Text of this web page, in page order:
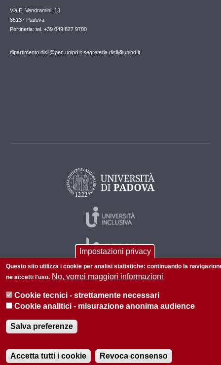
Via E. Vendramini, 13
35137 Padova
Portineria: tel. +39 049 827 9700
dipartimento.disll@pec.unipd.it segreteria.disll@unipd.it
© 2026 Università di Padova - Tutti i diritti riservati
P.I. 00742430283 C.F. 80006480281
Informazioni su questo sito
Impostazioni privacy
Questo sito utilizza i cookie per analisi statistiche: continuando la
ne accetti l'uso. No, vorrei maggiori informazioni
Cookie tecnici - strettamente necessari
Cookie analitici - misurazione anonima audience
Salva preferenze
Accetta tutti i cookie Revoca consenso